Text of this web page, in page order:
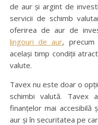
de aur și argint de
servicii de schimb
oferirea de aur de
lingouri de aur,
același timp condiții
valute.
Tavex nu este doar o
schimbi valută. Tavex
finanțelor mai accesibilă
aur și în securitatea pe